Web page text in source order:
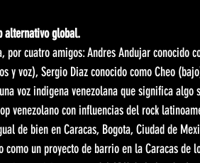
alternativo global.
por cuatro amigos: Andres Andujar conocido
y voz), Sergio Diaz conocido como Cheo
voz indigena venezolana que significa
venezolano con influencias del rock
de bien en Caracas, Bogota, Ciudad de
como un proyecto de barrio en la Caracas de